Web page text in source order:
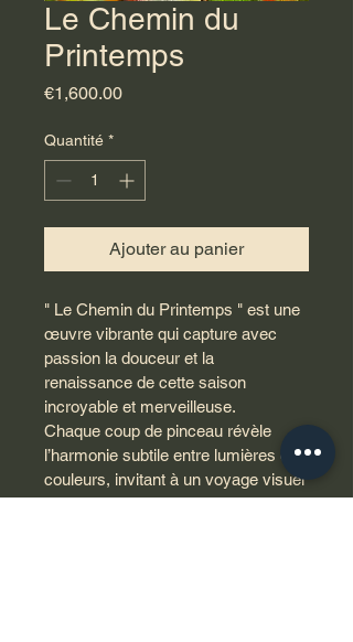
Le Chemin du
Printemps
€1,600.00Prix
Quantité *
Ajouter au panier
" Le Chemin du Printemps " est une
œuvre vibrante qui capture avec
passion la douceur et la
renaissance de cette saison
incroyable et merveilleuse.
Chaque coup de pinceau révèle
l’harmonie subtile entre lumières et
couleurs, invitant à un voyage visuel
unique et empreint d’émotions.